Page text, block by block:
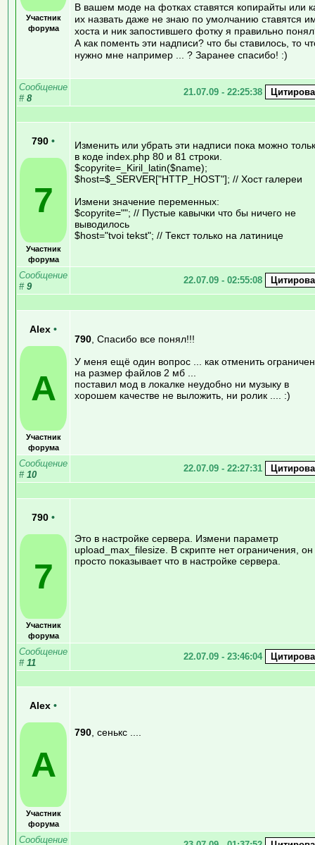
Участник
форума
В вашем моде на фотках ставятся копирайты или
их назвать даже не знаю по умолчанию ставятся
хоста и ник запостившего фотку я правильно
А как поменть эти надписи? что бы ставилось, то
нужно мне например ... ? Заранее спасибо! :)
Сообщение
# 8
21.07.09 - 22:25:38
790 •
7
Участник
форума
Изменить или убрать эти надписи пока можно
в коде index.php 80 и 81 строки.
$copyrite=_Kiril_latin($name);
$host=$_SERVER["HTTP_HOST"]; // Хост галереи
Измени значение переменных:
$copyrite=""; // Пустые кавычки что бы ничего не
выводилось
$host="tvoi tekst"; // Текст только на латинице
Сообщение
# 9
22.07.09 - 02:55:08
Alex •
A
Участник
форума
790 , Спасибо все понял!!!
У меня ещё один вопрос ... как отменить
на размер файлов 2 мб ...
поставил мод в локалке неудобно ни музыку в
хорошем качестве не выложить, ни ролик .... :)
Сообщение
# 10
22.07.09 - 22:27:31
790 •
7
Участник
форума
Это в настройке сервера. Измени параметр
upload_max_filesize. В скрипте нет ограничения, он
просто показывает что в настройке сервера.
Сообщение
# 11
22.07.09 - 23:46:04
Alex •
A
Участник
форума
790 , сенькс ....
Сообщение